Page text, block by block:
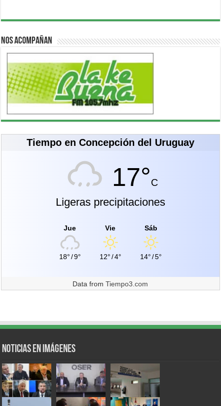
Nos acompañan
Tiempo en Concepción del Uruguay
17°C
Ligeras precipitaciones
Jue
18°/9°
Vie
12°/4°
Sáb
14°/5°
Data fromTiempo3.com
Noticias en Imágenes